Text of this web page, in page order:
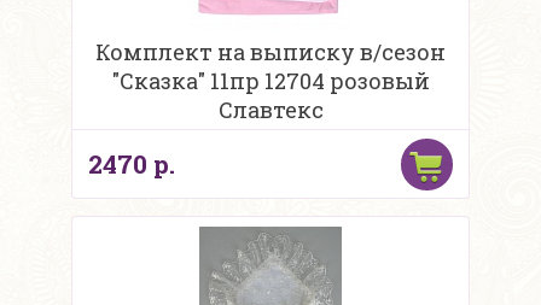
Комплект на выписку в/сезон
"Сказка" 11пр 12704 розовый
Славтекс
2470 р.